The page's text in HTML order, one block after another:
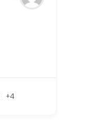
+4